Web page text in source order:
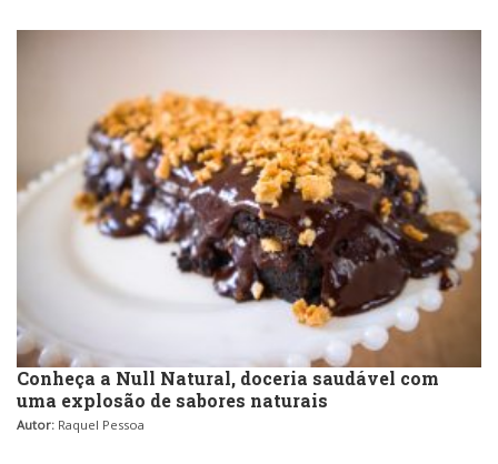
Conheça a Null Natural, doceria saudável com
uma explosão de sabores naturais
Autor: Raquel Pessoa